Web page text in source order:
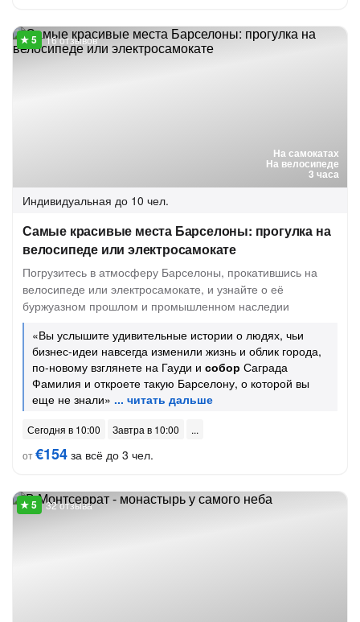
На самокатах
На велосипеде
3 часа
16 отзывов
Индивидуальная до 10 чел.
Самые красивые места Барселоны: прогулка на
велосипеде или электросамокате
Погрузитесь в атмосферу Барселоны, прокатившись на
велосипеде или электросамокате, и узнайте о её
буржуазном прошлом и промышленном наследии
«Вы услышите удивительные истории о людях, чьи
бизнес-идеи навсегда изменили жизнь и облик города,
по-новому взглянете на Гауди и собор Саграда
Фамилия и откроете такую Барселону, о которой вы
еще не знали»
Сегодня в 10:00
Завтра в 10:00
от€154 за всё до 3 чел.
32 отзыва